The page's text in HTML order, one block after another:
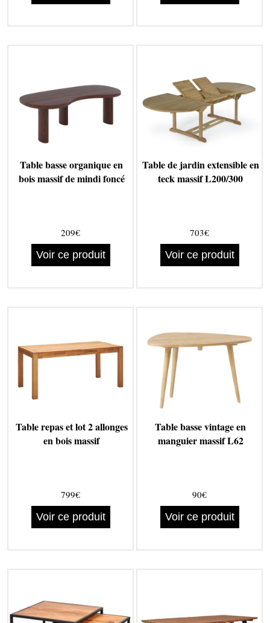
Table basse organique en
bois massif de mindi foncé
209€
Voir ce produit
Table de jardin extensible en
teck massif L200/300
703€
Voir ce produit
Table repas et lot 2 allonges
en bois massif
799€
Voir ce produit
Table basse vintage en
manguier massif L62
90€
Voir ce produit